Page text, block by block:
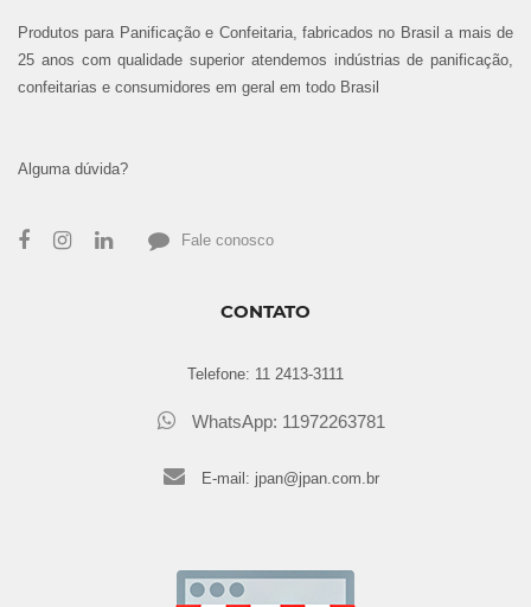
Produtos para Panificação e Confeitaria, fabricados no Brasil a mais de
25 anos com qualidade superior atendemos indústrias de panificação,
confeitarias e consumidores em geral em todo Brasil
Alguma dúvida?
Fale conosco
CONTATO
Telefone: 11 2413-3111
WhatsApp: 11972263781
E-mail: jpan@jpan.com.br